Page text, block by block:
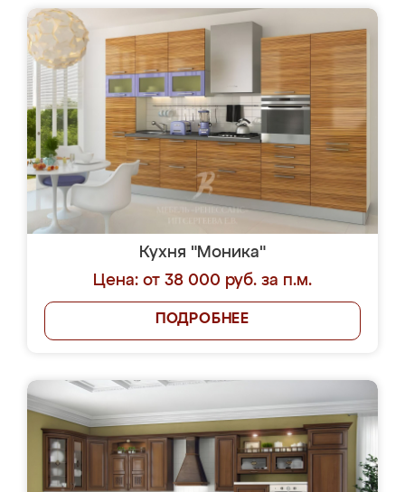
Кухня "Моника"
Цена: от 38 000 руб. за п.м.
ПОДРОБНЕЕ